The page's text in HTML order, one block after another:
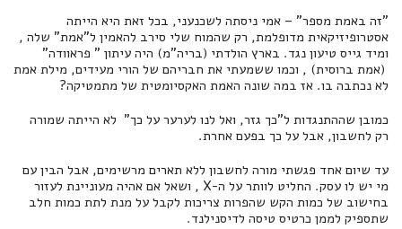
"זה באמת מספר" – אמי ניסתה לשכנעני, בכל זאת היא הייתה
אסטרופיזיקאית מדופלמת, רק שהמוח שלי סירב להאמין ל"אמת" שלה ,
ומיד גייס טיעון נגד. בארץ הולדתי (בריה"מ) היה עיתון " פראוודה"
(אמת ברוסית) , וכמו ששמעתי את חבריהם של הורי מעידים, מילת אמת
לא נכתבה בו. אז במה שונה האמת האקסיומטית של מתמטיקה?
כמובן שההתנגדות ל"כך גזר, ואל לנו לערער על כך" לא הייתה שמורה
רק לחשבון, אבל על כך בפעם אחרת.
עד שיום אחד פגשתי מורה לחשבון ללא תארים מרשימים, אבל הבין עם
מי יש לו עסק. החליט לוותר על ה-X , ושאל אם אהיה מעוניינת לעזור
בחישוב של כמות הקש שהפרות צריכות לקבל על מנת לתת כמות חלב
שתספיק לממן כרטיס טיסה לדיסנילנד.